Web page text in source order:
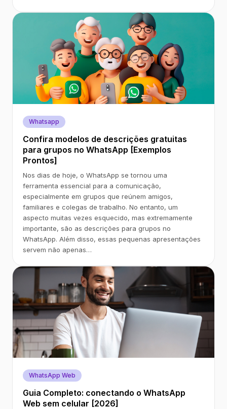
Whatsapp
Confira modelos de descrições gratuitas
para grupos no WhatsApp [Exemplos
Prontos]
Nos dias de hoje, o WhatsApp se tornou uma
ferramenta essencial para a comunicação,
especialmente em grupos que reúnem amigos,
familiares e colegas de trabalho. No entanto, um
aspecto muitas vezes esquecido, mas extremamente
importante, são as descrições para grupos no
WhatsApp. Além disso, essas pequenas apresentações
servem não apenas…
WhatsApp Web
Guia Completo: conectando o WhatsApp
Web sem celular [2026]